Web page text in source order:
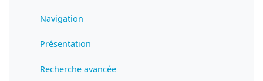
Navigation
Présentation
Recherche avancée